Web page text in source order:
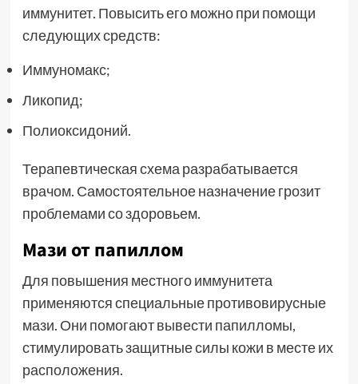
иммунитет. Повысить его можно при помощи
следующих средств:
Иммуномакс;
Ликопид;
Полиоксидоний.
Терапевтическая схема разрабатывается
врачом. Самостоятельное назначение грозит
проблемами со здоровьем.
Мази от папиллом
Для повышения местного иммунитета
применяются специальные противовирусные
мази. Они помогают вывести папилломы,
стимулировать защитные силы кожи в месте их
расположения.